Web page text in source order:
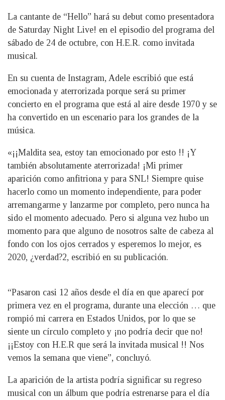
La cantante de “Hello” hará su debut como presentadora
de Saturday Night Live! en el episodio del programa del
sábado de 24 de octubre, con H.E.R. como invitada
musical.
En su cuenta de Instagram, Adele escribió que está
emocionada y aterrorizada porque será su primer
concierto en el programa que está al aire desde 1970 y se
ha convertido en un escenario para los grandes de la
música.
«¡¡Maldita sea, estoy tan emocionado por esto !! ¡Y
también absolutamente aterrorizada! ¡Mi primer
aparición como anfitriona y para SNL! Siempre quise
hacerlo como un momento independiente, para poder
arremangarme y lanzarme por completo, pero nunca ha
sido el momento adecuado. Pero si alguna vez hubo un
momento para que alguno de nosotros salte de cabeza al
fondo con los ojos cerrados y esperemos lo mejor, es
2020, ¿verdad?2, escribió en su publicación.
“Pasaron casi 12 años desde el día en que aparecí por
primera vez en el programa, durante una elección … que
rompió mi carrera en Estados Unidos, por lo que se
siente un círculo completo y ¡no podría decir que no!
¡¡Estoy con H.E.R que será la invitada musical !! Nos
vemos la semana que viene”, concluyó.
La aparición de la artista podría significar su regreso
musical con un álbum que podría estrenarse para el día